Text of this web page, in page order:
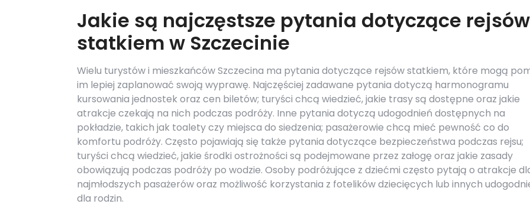
Jakie są najczęstsze pytania dotyczące rejsów
statkiem w Szczecinie
Wielu turystów i mieszkańców Szczecina ma pytania dotyczące rejsów statkiem, które mogą
im lepiej zaplanować swoją wyprawę. Najczęściej zadawane pytania dotyczą harmonogramu
kursowania jednostek oraz cen biletów; turyści chcą wiedzieć, jakie trasy są dostępne oraz jakie
atrakcje czekają na nich podczas podróży. Inne pytania dotyczą udogodnień dostępnych na
pokładzie, takich jak toalety czy miejsca do siedzenia; pasażerowie chcą mieć pewność co do
komfortu podróży. Często pojawiają się także pytania dotyczące bezpieczeństwa podczas rejsu;
turyści chcą wiedzieć, jakie środki ostrożności są podejmowane przez załogę oraz jakie zasady
obowiązują podczas podróży po wodzie. Osoby podróżujące z dziećmi często pytają o atrakcje
najmłodszych pasażerów oraz możliwość korzystania z fotelików dziecięcych lub innych
dla rodzin.